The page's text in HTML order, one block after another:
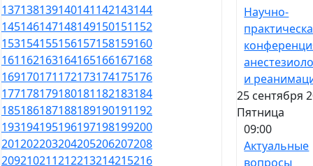
137138139140141142143144
145146147148149150151152
153154155156157158159160
161162163164165166167168
169170171172173174175176
177178179180181182183184
185186187188189190191192
193194195196197198199200
201202203204205206207208
209210211212213214215216
Научно-
и
25 сентября
Пятница
09:00
Актуальные
вопросы